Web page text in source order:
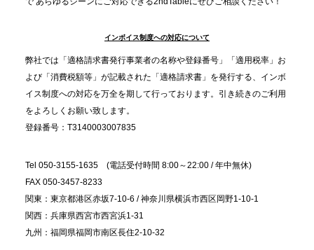
オードブル」が提案する、新しい乾杯文化
プレスリリースのご案内｜職場で完結する“忘年会・
納会ケータリング”が人気。幹事負担を軽減し、社内
コミュニケーションを促進
インボイス制度への対応について
弊社では「適格請求書発行事業者の名称や登録番号」「適用税率」お
よび「消費税額等」が記載された「適格請求書」を発行する、インボ
イス制度への対応を万全を期して行っております。引き続きのご利用
をよろしくお願い致します。
登録番号：T3140003007835
Tel 050-3155-1635 (電話受付時間 8:00～22:00 / 年中無休)
FAX 050-3457-8233
関東：東京都港区赤坂7-10-6 / 神奈川県横浜市西区岡野1-10-1
関西：兵庫県西宮市西宮浜1-31
九州：福岡県福岡市南区長住2-10-32